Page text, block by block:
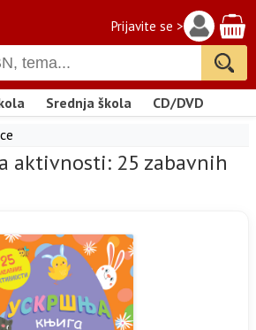
Prijavite se >
Srednja škola
CD/DVD
aktivnosti: 25 zabavnih